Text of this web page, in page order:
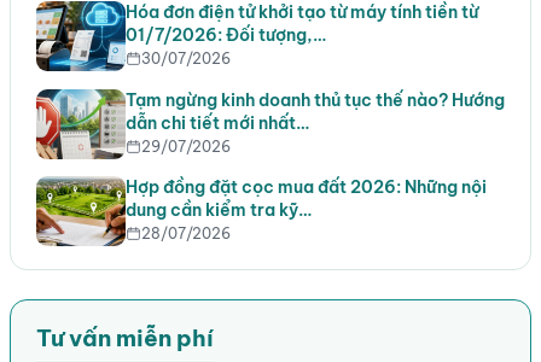
Hóa đơn điện tử khởi tạo từ máy tính tiền từ
01/7/2026: Đối tượng,…
30/07/2026
Tạm ngừng kinh doanh thủ tục thế nào? Hướng
dẫn chi tiết mới nhất…
29/07/2026
Hợp đồng đặt cọc mua đất 2026: Những nội
dung cần kiểm tra kỹ…
28/07/2026
Tư vấn miễn phí